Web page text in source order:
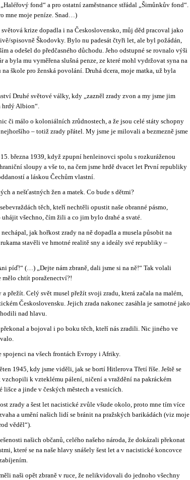
fond“ a pro ostatní zaměstnance střádal „Šimůnkův fond“.
mne moje peníze. Snad…)
krize dopadla i na Československo, můj děd pracoval jako
spisovně Škodovky. Bylo nu padesát čtyři let, ale byl požádán,
a odešel do předčasného důchodu. Jeho odstupné se rovnalo výši
a byla mu vyměřena slušná penze, ze které mohl vydržovat syna na
škole pro ženská povolání. Druhá dcera, moje matka, už byla
Druhé světové války, kdy „zazněl zrady zvon a my jsme jim
hrdý Albion“.
či málo o koloniálních zrůdnostech, a že jsou celé státy schopny
– totiž zrady přátel. My jsme je milovali a bezmezně jsme
března 1939, když zpupní henleinovci spolu s rozkuráženou
sloupy a vše to, na čem jsme hrdě dvacet let První republiky
a láskou Čechům vlastní.
a nešťastných žen a matek. Co bude s dětmi?
těch, kteří nechtěli opustit naše obranné pásmo,
všechno, čím žili a co jim bylo drahé a svaté.
jak hořkost zrady na ně dopadla a musela působit na
stavěli ve hmotné realitě sny a ideály své republiky –
píď!“ (…) „Dejte nám zbraně, dali jsme si na ně!“ Tak volali
mělo chtít poraženectví?!
přežít. Celý svět musel přežít svoji zradu, která začala na malém,
Československu. Jejich zrada nakonec zasáhla je samotné jako
nad hlavu.
a bojoval i po boku těch, kteří nás zradili. Nic jiného ve
spojenci na všech frontách Evropy i Afriky.
1945, kdy jsme viděli, jak se bortí Hitlerova Třetí říše. Ještě se
vzchopili k vzteklému pálení, ničení a vraždění na pakráckém
a jinde v českých městech a vesnicích.
zrady a šest let nacistické zvůle všude okolo, proto mne tím více
a umění našich lidí se bránit na pražských barikádách (viz moje
věděl“).
našich občanů, celého našeho národa, že dokázali překonat
které se na naše hlavy snášely šest let a v nacistické koncovce
naši opět zbraně v ruce, že nelikvidovali do jednoho všechny